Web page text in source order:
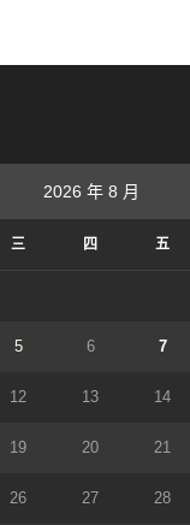
2026 年 8 月
三 四 五
5 6 7
12 13 14
19 20 21
26 27 28